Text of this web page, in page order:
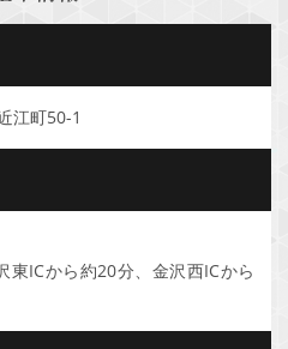
江町50-1
東ICから約20分、金沢西ICから